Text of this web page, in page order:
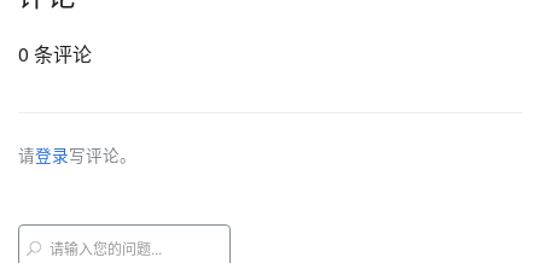
0 条评论
请登录写评论。